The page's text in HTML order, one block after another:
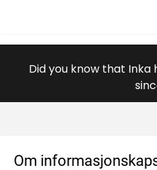
Did you know that Inka
OM OSS
Om